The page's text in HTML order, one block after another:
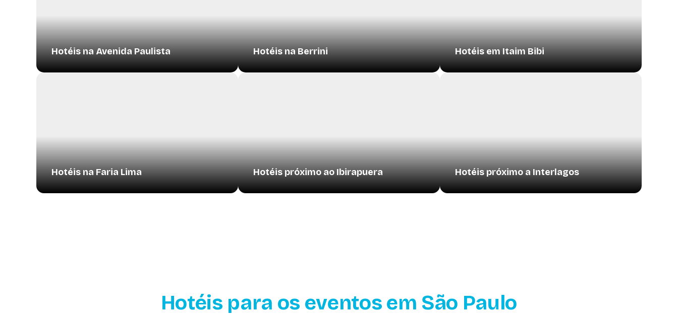
Hotéis na Avenida Paulista Hotéis na Berrini Hotéis em Itaim Bibi
Hotéis na Faria Lima Hotéis próximo ao Ibirapuera Hotéis próximo a Interlagos
Hotéis para os eventos em São Paulo